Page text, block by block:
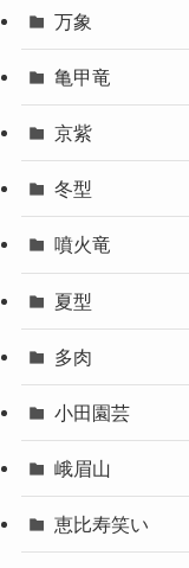
万象
亀甲竜
京紫
冬型
噴火竜
夏型
多肉
小田園芸
峨眉山
恵比寿笑い